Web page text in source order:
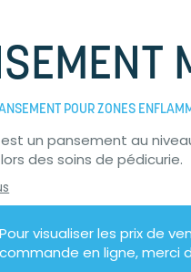
POUR ZONES
est un pansement au
des soins de pédicurie.
Pour visualiser les prix de
commande en ligne, merci